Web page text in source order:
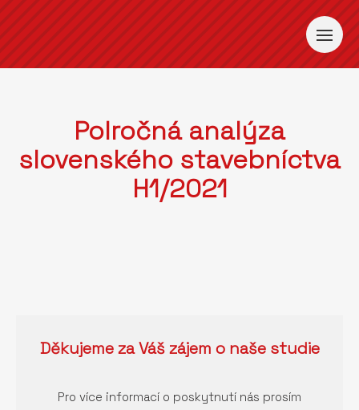
Polročná analýza
slovenského stavebníctva
H1/2021
Děkujeme za Váš zájem o naše studie
Pro více informací o poskytnutí nás prosím